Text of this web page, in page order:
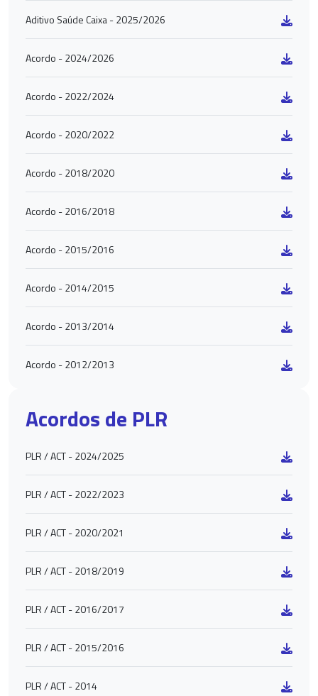
Aditivo Saúde Caixa - 2025/2026
Acordo - 2024/2026
Acordo - 2022/2024
Acordo - 2020/2022
Acordo - 2018/2020
Acordo - 2016/2018
Acordo - 2015/2016
Acordo - 2014/2015
Acordo - 2013/2014
Acordo - 2012/2013
Acordos de PLR
PLR / ACT - 2024/2025
PLR / ACT - 2022/2023
PLR / ACT - 2020/2021
PLR / ACT - 2018/2019
PLR / ACT - 2016/2017
PLR / ACT - 2015/2016
PLR / ACT - 2014